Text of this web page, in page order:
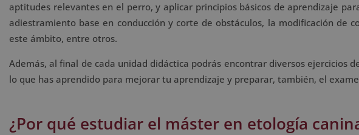
aptitudes relevantes en el perro, y aplicar principios básicos de aprendizaje
adiestramiento base en conducción y corte de obstáculos, la modificación de
este ámbito, entre otros.
Además, al final de cada unidad didáctica podrás encontrar diversos ejercicios
lo que has aprendido para mejorar tu aprendizaje y preparar, también, el
¿Por qué estudiar el máster en etología